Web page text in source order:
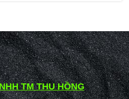
TM THU HỒNG